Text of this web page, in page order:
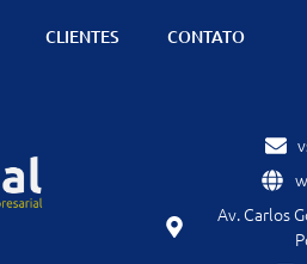
CLIENTES CONTATO
Av. Carlos